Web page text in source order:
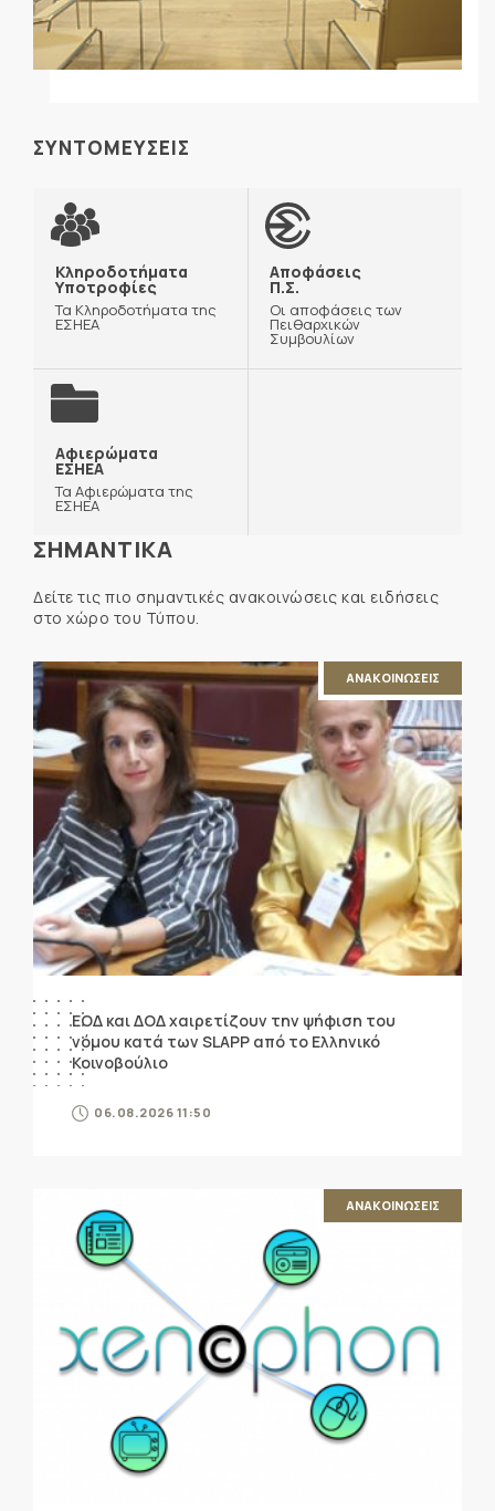
ΣΥΝΤΟΜΕΥΣΕΙΣ
Κληροδοτήματα
Υποτροφίες
Τα Κληροδοτήματα της
ΕΣΗΕΑ
Αποφάσεις
Π.Σ.
Οι αποφάσεις των
Πειθαρχικών
Συμβουλίων
Αφιερώματα
ΕΣΗΕΑ
Τα Αφιερώματα της
ΕΣΗΕΑ
ΣΗΜΑΝΤΙΚΑ
Δείτε τις πιο σημαντικές ανακοινώσεις και ειδήσεις
στο χώρο του Τύπου.
ΑΝΑΚΟΙΝΩΣΕΙΣ
ΕΟΔ και ΔΟΔ χαιρετίζουν την ψήφιση του
νόμου κατά των SLAPP από το Ελληνικό
Κοινοβούλιο
06.08.2026 11:50
ΑΝΑΚΟΙΝΩΣΕΙΣ